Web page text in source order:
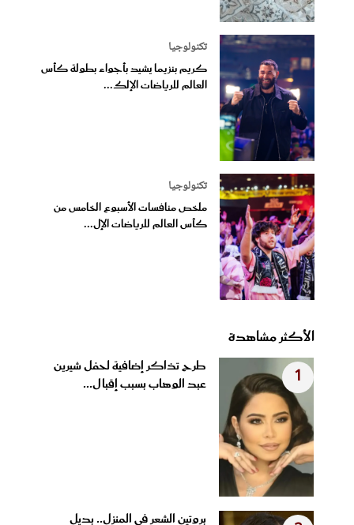
تكنولوجيا
كريم بنزيما يشيد بأجواء بطولة كأس
العالم للرياضات الإلك...
تكنولوجيا
ملخص منافسات الأسبوع الخامس من
كأس العالم للرياضات الإل...
الأكثر مشاهدة
1
طرح تذاكر إضافية لحفل شيرين
عبد الوهاب بسبب إقبال...
بروتين الشعر في المنزل.. بديل